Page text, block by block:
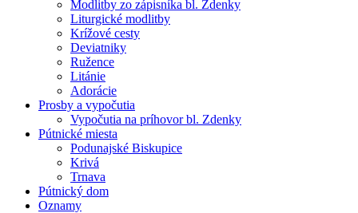
Modlitby zo zápisníka bl. Zdenky
Liturgické modlitby
Krížové cesty
Deviatniky
Ružence
Litánie
Adorácie
Prosby a vypočutia
Vypočutia na príhovor bl. Zdenky
Pútnické miesta
Podunajské Biskupice
Krivá
Trnava
Pútnický dom
Oznamy